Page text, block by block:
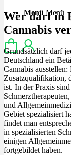
Menü Menü
Wer darf in
Cannabis
Grundsätzlich darf
Deutschland ein
Cannabis
Zusatzqualifikation,
ist. In der Praxis
und
Gebiet spezialisiert
findet man
in spezialisierten
einigen
fortgebildet haben.